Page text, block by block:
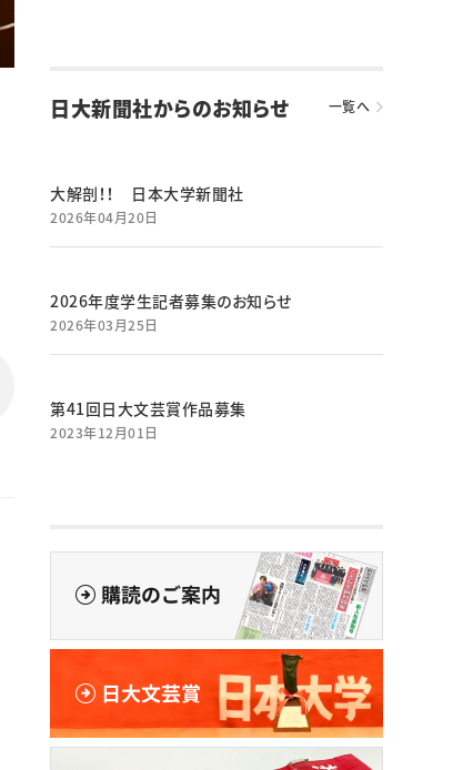
日大新聞社からのお知らせ 一覧へ
大解剖！！ 日本大学新聞社
2026年04月20日
2026年度学生記者募集のお知らせ
2026年03月25日
第41回日大文芸賞作品募集
2023年12月01日